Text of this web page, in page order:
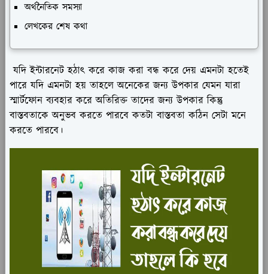
অর্থনৈতিক সমস্যা
লেখকের শেষ কথা
যদি ইন্টারনেট হঠাৎ করে কাজ করা বন্ধ করে দেয় এমনটা হতেই
পারে যদি এমনটা হয় তাহলে অনেকের জন্য উপকার যেমন যারা
স্মার্টফোন ব্যবহার করে অতিরিক্ত তাদের জন্য উপকার কিন্তু
বাস্তবতাকে অনুভব করতে পারবে কতটা বাস্তবতা কঠিন সেটা মনে
করতে পারবে।